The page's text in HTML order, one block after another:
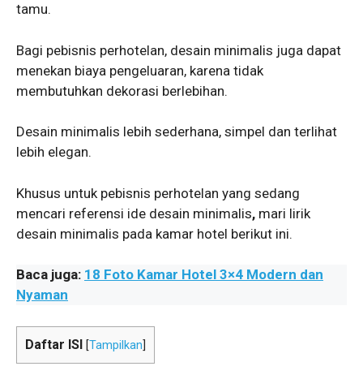
tamu.
Bagi pebisnis perhotelan, desain minimalis juga dapat
menekan biaya pengeluaran, karena tidak
membutuhkan dekorasi berlebihan.
Desain minimalis lebih sederhana, simpel dan terlihat
lebih elegan.
Khusus untuk pebisnis perhotelan yang sedang
mencari referensi ide desain minimalis, mari lirik
desain minimalis pada kamar hotel berikut ini.
Baca juga: 18 Foto Kamar Hotel 3×4 Modern dan
Nyaman
Daftar ISI [Tampilkan